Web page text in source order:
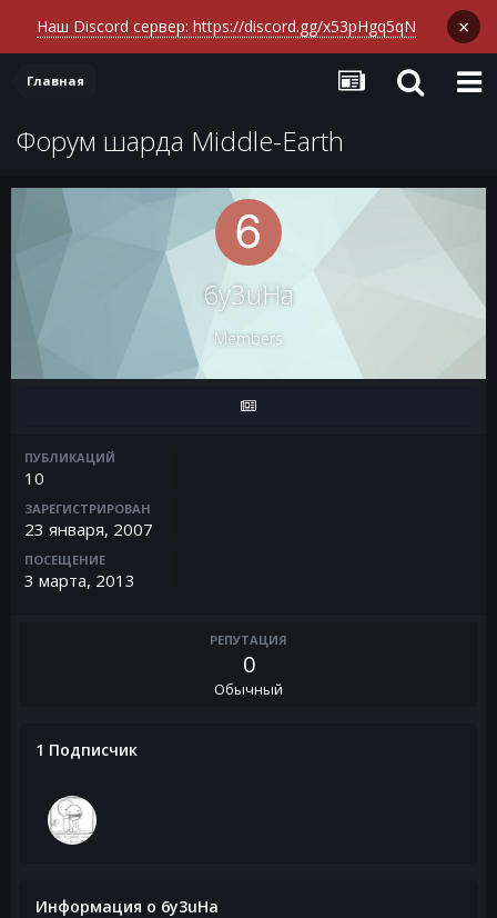
Наш Discord сервер: https://discord.gg/x53pHgq5qN ×
Главная
Форум шарда Middle-Earth
6y3uHa
Members
ПУБЛИКАЦИЙ
10
ЗАРЕГИСТРИРОВАН
23 января, 2007
ПОСЕЩЕНИЕ
3 марта, 2013
РЕПУТАЦИЯ
0
Обычный
1 Подписчик
Информация о 6y3uHa